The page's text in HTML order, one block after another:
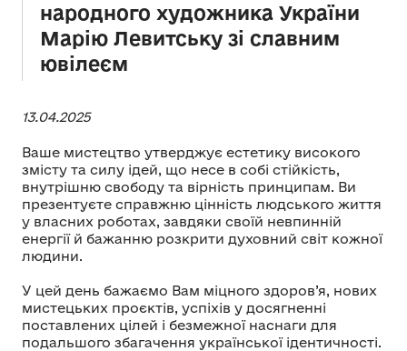
народного художника України
Марію Левитську зі славним
ювілеєм
13.04.2025
Ваше мистецтво утверджує естетику високого
змісту та силу ідей, що несе в собі стійкість,
внутрішню свободу та вірність принципам. Ви
презентуєте справжню цінність людського життя
у власних роботах, завдяки своїй невпинній
енергії й бажанню розкрити духовний світ кожної
людини.
У цей день бажаємо Вам міцного здоров’я, нових
мистецьких проєктів, успіхів у досягненні
поставлених цілей і безмежної наснаги для
подальшого збагачення української ідентичності.